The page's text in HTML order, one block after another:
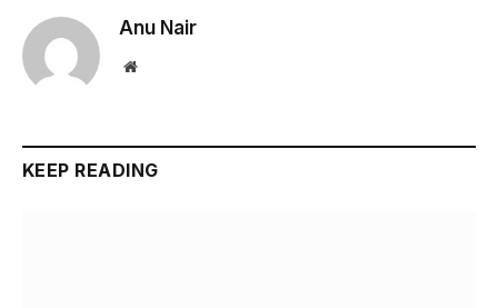
Anu Nair
Website
KEEP READING